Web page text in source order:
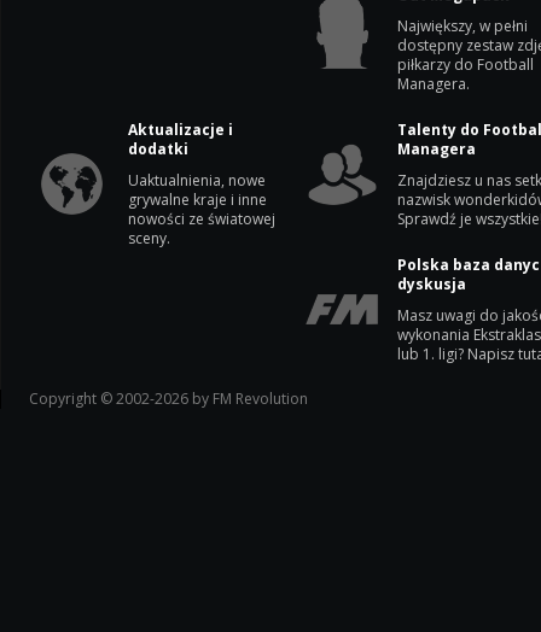
Największy, w pełni
dostępny zestaw
piłkarzy do Football
Managera.
Aktualizacje i
dodatki
Uaktualnienia, nowe
grywalne kraje i inne
nowości ze światowej
sceny.
Talenty do
Managera
Znajdziesz u nas
nazwisk
Sprawdź je
Polska baza
dyskusja
Masz uwagi do
wykonania
lub 1. ligi? Napisz
Copyright © 2002-2026 by FM Revolution